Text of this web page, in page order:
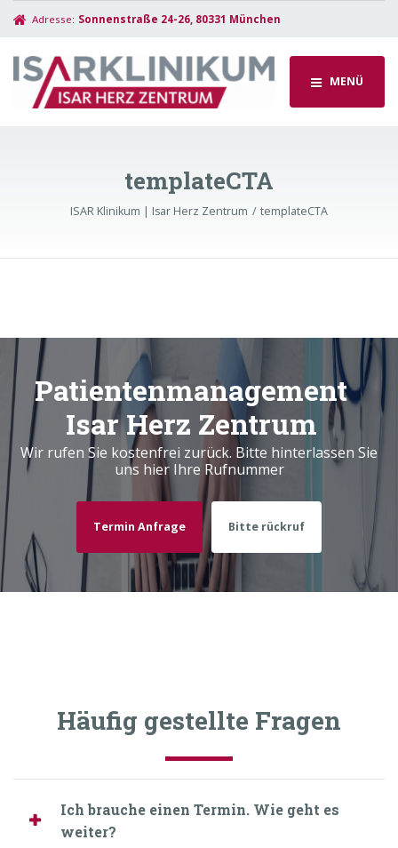
Adresse: Sonnenstraße 24-26, 80331 München
MENÜ
templateCTA
ISAR Klinikum | Isar Herz Zentrum templateCTA
Patientenmanagement
Isar Herz Zentrum
Wir rufen Sie kostenfrei zurück. Bitte hinterlassen Sie
uns hier Ihre Rufnummer
Termin Anfrage Bitte rückruf
Häufig gestellte Fragen
Ich brauche einen Termin. Wie geht es
weiter?